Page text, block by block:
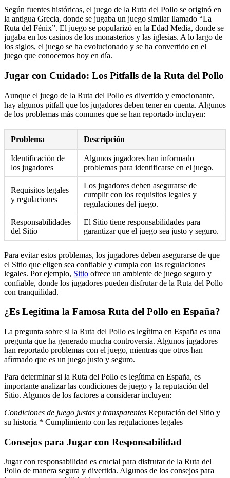
Según fuentes históricas, el juego de la Ruta del Pollo se originó en
la antigua Grecia, donde se jugaba un juego similar llamado “La
Ruta del Fénix”. El juego se popularizó en la Edad Media, donde se
jugaba en los casinos de los monasterios y las iglesias. A lo largo de
los siglos, el juego se ha evolucionado y se ha convertido en el
juego que conocemos hoy en día.
Jugar con Cuidado: Los Pitfalls de la Ruta del Pollo
Aunque el juego de la Ruta del Pollo es divertido y emocionante,
hay algunos pitfall que los jugadores deben tener en cuenta. Algunos
de los problemas más comunes que se han reportado incluyen:
Problema Descripción
Identificación de
los jugadores
Algunos jugadores han informado
problemas para identificarse en el juego.
Requisitos legales
y regulaciones
Los jugadores deben asegurarse de
cumplir con los requisitos legales y
regulaciones del juego.
Responsabilidades
del Sitio
El Sitio tiene responsabilidades para
garantizar que el juego sea justo y seguro.
Para evitar estos problemas, los jugadores deben asegurarse de que
el Sitio que eligen sea confiable y cumpla con las regulaciones
legales. Por ejemplo, Sitio ofrece un ambiente de juego seguro y
confiable, donde los jugadores pueden disfrutar de la Ruta del Pollo
con tranquilidad.
¿Es Legítima la Famosa Ruta del Pollo en España?
La pregunta sobre si la Ruta del Pollo es legítima en España es una
pregunta que ha generado mucha controversia. Algunos jugadores
han reportado problemas con el juego, mientras que otros han
afirmado que es un juego justo y seguro.
Para determinar si la Ruta del Pollo es legítima en España, es
importante analizar las condiciones de juego y la reputación del
Sitio. Algunos de los factores a considerar incluyen:
Condiciones de juego justas y transparentes Reputación del Sitio y
su historia * Cumplimiento con las regulaciones legales
Consejos para Jugar con Responsabilidad
Jugar con responsabilidad es crucial para disfrutar de la Ruta del
Pollo de manera segura y divertida. Algunos de los consejos para